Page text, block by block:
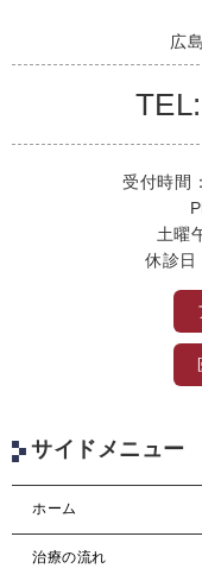
広
TEL:
受付時間
土曜
休診日
サイドメニュー
ホーム
治療の流れ